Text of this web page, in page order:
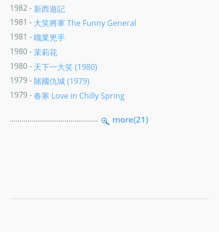
1982 - 新西遊記
1981 - 大笑將軍 The Funny General
1981 -職業兇手
1980 -茉莉花
1980 - 天下一大笑 (1980)
1979 - 賭國仇城 (1979)
1979 -春寒 Love in Chilly Spring
............................................. more(21)